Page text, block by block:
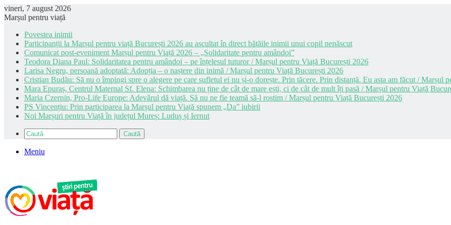
vineri, 7 august 2026
Marșul pentru viață
Povestea inimii
Participanții la Marșul pentru viață București 2026 au ascultat în direct bătăile inimii unui copil nenăscut
Comunicat post-eveniment Marșul pentru Viață 2026 – „Solidaritate pentru amândoi”
Teodora Diana Paul: Solidaritatea pentru amândoi – pe înțelesul tuturor / Marșul pentru Viață București 2026
Larisa Negru, persoană adoptată: Adopția – o naștere din inimă / Marșul pentru Viață București 2026
Cristian Budău: Să nu o împingi spre o alegere pe care sufletul ei nu și-o dorește. Prin tăcere. Prin distanță. Eu asta am făcut / Marșul
Mara Epuraș, Centrul Maternal Sf. Elena: Schimbarea nu ține de cât de mare ești, ci de cât de mult îți pasă / Marșul pentru Viață
Maria Czernin, Pro-Life Europe: Adevărul dă viață. Să nu ne fie teamă să-l rostim / Marșul pentru Viață București 2026
PS Vincențiu: Prin participarea la Marșul pentru Viață spunem „Da” iubirii
Noi Marșuri pentru Viață în județul Mureș: Luduș și Iernut
Caută
Meniu